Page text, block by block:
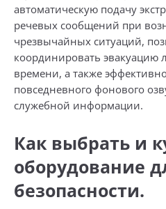
автоматическую подачу
речевых сообщений при
чрезвычайных ситуаций,
координировать эвакуацию
времени, а также
повседневного фонового
служебной информации.
Как выбрать и
оборудование
безопасности.